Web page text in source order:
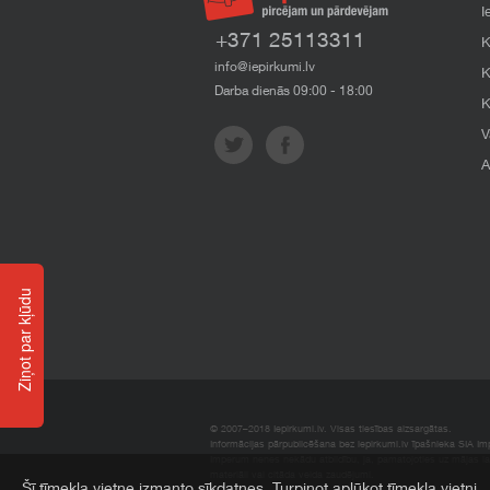
+371 25113311
info@iepirkumi.lv
Darba dienās 09:00 - 18:00
© 2007–2018 Iepirkumi.lv. Visas tiesības aizsargātas.
Informācijas pārpublicēšana bez iepirkumi.lv īpašnieka SIA
Ziņot par kļūdu